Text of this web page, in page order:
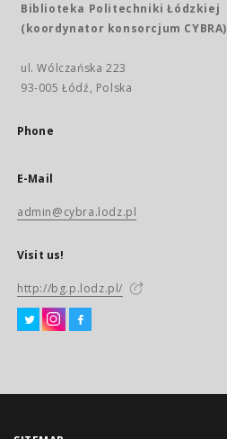
Biblioteka Politechniki Łódzkiej
(koordynator konsorcjum CYBRA)
ul. Wólczańska 223
93-005 Łódź, Polska
Phone
E-Mail
admin@cybra.lodz.pl
Visit us!
http://bg.p.lodz.pl/